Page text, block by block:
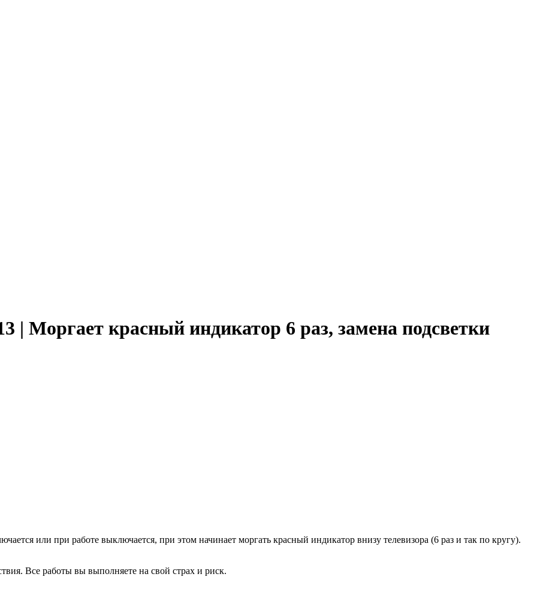
| Моргает красный индикатор 6 раз, замена подсветки
или при работе выключается, при этом начинает моргать красный индикатор внизу телевизора (6 раз и так по кругу).
Все работы вы выполняете на свой страх и риск.